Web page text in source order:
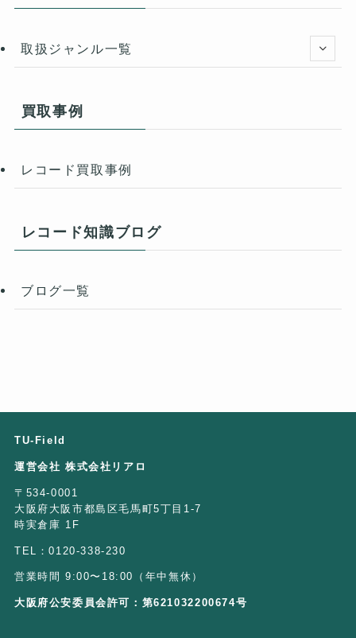
取扱ジャンル一覧
買取事例
レコード買取事例
レコード知識ブログ
ブログ一覧
TU-Field
運営会社 株式会社リアロ
〒534-0001
大阪府大阪市都島区毛馬町5丁目1-7
時実倉庫 1F
TEL：0120-338-230
営業時間 9:00〜18:00（年中無休）
大阪府公安委員会許可：第621032200674号